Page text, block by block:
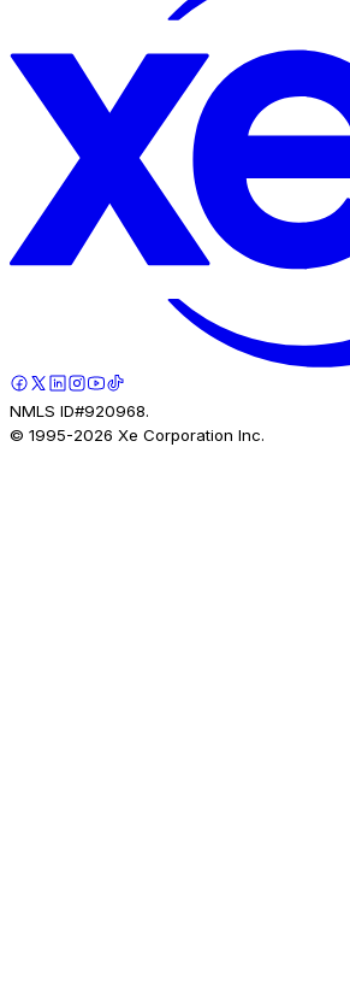
NMLS ID#920968.
© 1995-2026 Xe Corporation Inc.